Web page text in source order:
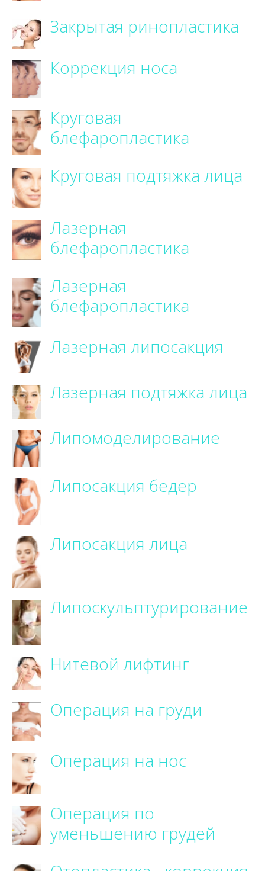
Закрытая ринопластика
Коррекция носа
Круговая
блефаропластика
Круговая подтяжка лица
Лазерная
блефаропластика
Лазерная
блефаропластика
Лазерная липосакция
Лазерная подтяжка лица
Липомоделирование
Липосакция бедер
Липосакция лица
Липоскульптурирование
Нитевой лифтинг
Операция на груди
Операция на нос
Операция по
уменьшению грудей